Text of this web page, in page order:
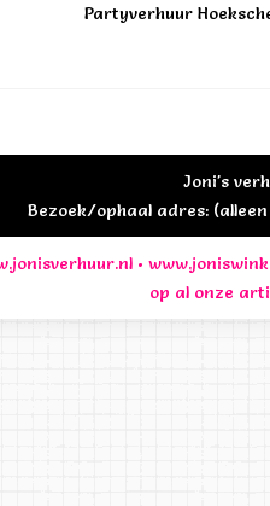
Partyverhuur
Joni's
Bezoek/ophaal adres:
•
op al onze